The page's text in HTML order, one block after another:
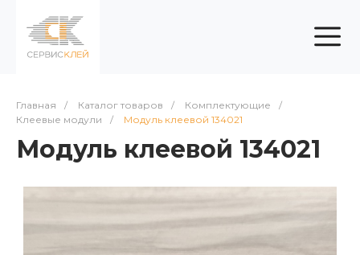
Главная / Каталог товаров / Комплектующие
/
Клеевые модули
/ Модуль клеевой 134021
Модуль клеевой 134021